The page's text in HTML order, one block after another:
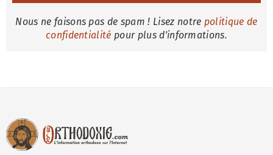
Nous ne faisons pas de spam ! Lisez notre politique de
confidentialité pour plus d'informations.